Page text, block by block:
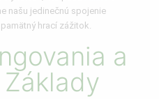
našu jedinečnú spojenie
hrací zážitok.
a